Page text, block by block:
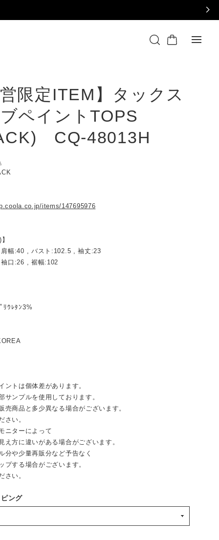
限定ITEM】タックス
ペイントTOPS
CQ-48013H
items/147695976
幅:40 , バスト:102.5 , 袖丈:23
口:26 , 裾幅:102
ﾘｳﾚﾀﾝ3%
ントは個体差があります。
サンプルを使用しております。
商品と多少異なる場合がございます。
い。
ニターによって
方に違いがある場合がございます。
分や少量再販分など予告なく
する場合がございます。
い。
ング